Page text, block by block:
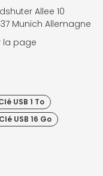
Allee 10
Munich Allemagne
la page
USB 1 To
Clé USB 16 Go